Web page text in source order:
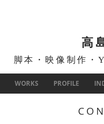
高
脚本・映像制作・
WORKS PROFILE